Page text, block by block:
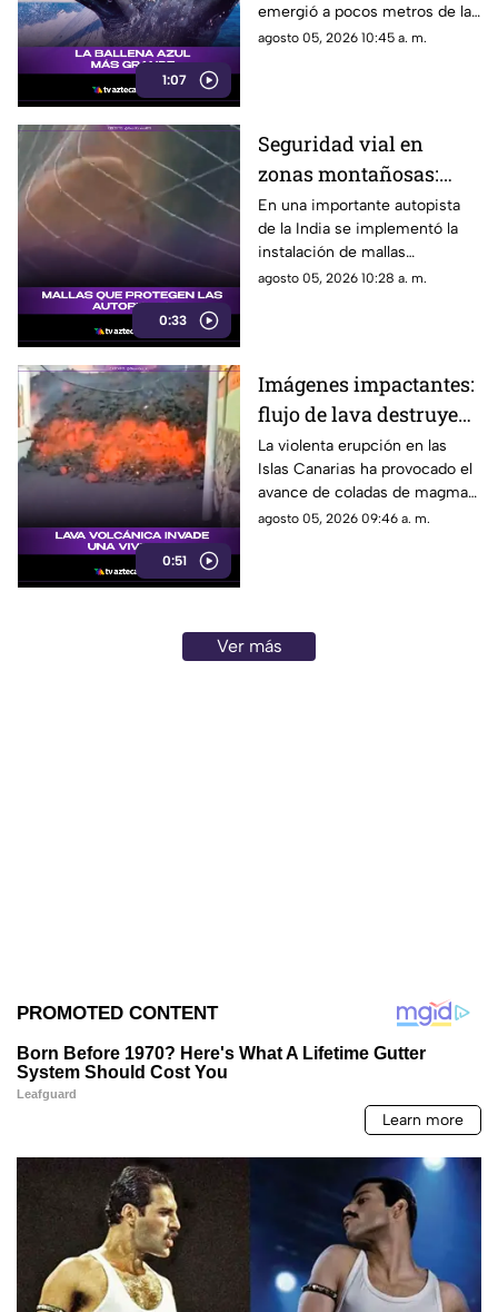
1:07
emergió a pocos metros de la
superficie cerca del muelle
agosto 05, 2026 10:45 a. m.
0:33
Seguridad vial en
zonas montañosas:
instalan mallas
ciclónicas para frenar
caída de rocas
En una importante autopista
de la India se implementó la
instalación de mallas
ciclónicas en los laterales
deslaves.
agosto 05, 2026 10:28 a. m.
0:51
Imágenes impactantes:
flujo de lava destruye
viviendas en su
camino hacia la costa
La violenta erupción en las
Islas Canarias ha provocado el
avance de coladas de magma
que destruyen viviendas a su
agosto 05, 2026 09:46 a. m.
Ver más